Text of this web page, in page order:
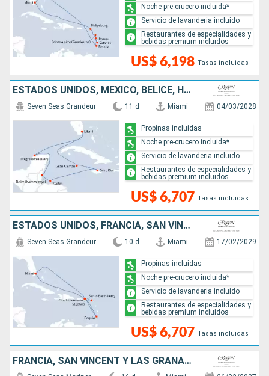
US$ 6,198 Tasas incluidas
Noche pre-crucero incluida*
Servicio de lavanderia incluido
Restaurantes de especialidades y
bebidas premium incluidos
ESTADOS UNIDOS, MÉXICO, BELICE, HONDURAS, JAMAICA, ISLAS CAIMÁN
Seven Seas Grandeur 11 d Miami 04/03/2028
US$ 6,707 Tasas incluidas
Propinas incluidas
Noche pre-crucero incluida*
Servicio de lavanderia incluido
Restaurantes de especialidades y
bebidas premium incluidos
ESTADOS UNIDOS, FRANCIA, SAN VINCENT Y LAS GRANADINAS
Seven Seas Grandeur 10 d Miami 17/02/2029
US$ 6,707 Tasas incluidas
Propinas incluidas
Noche pre-crucero incluida*
Servicio de lavanderia incluido
Restaurantes de especialidades y
bebidas premium incluidos
FRANCIA, SAN VINCENT Y LAS GRANADINAS, BARBADOS, GRENADA, REPÚBLICA DOMINICANA, ESTADOS UNIDOS